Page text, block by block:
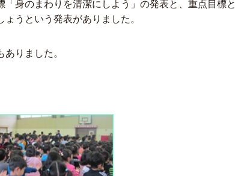
身のまわりを清潔にしよう」の発表と、重点目標と
うという発表がありました。
りました。